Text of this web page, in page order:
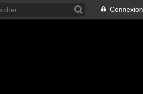
Connexion